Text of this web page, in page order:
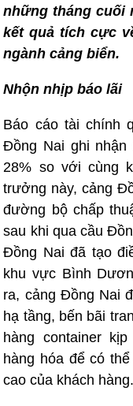
những tháng cuối
kết quả tích cực
ngành cảng biển.
Nhộn nhịp báo lãi
Báo cáo tài chính
Đồng Nai ghi nhận
28% so với cùng
trưởng này, cảng
đường bộ chấp
sau khi qua cầu
Đồng Nai đã tạo
khu vực Bình
ra, cảng Đồng Nai
hạ tầng, bến bãi
hàng container
hàng hóa để có
cao của khách hàng.